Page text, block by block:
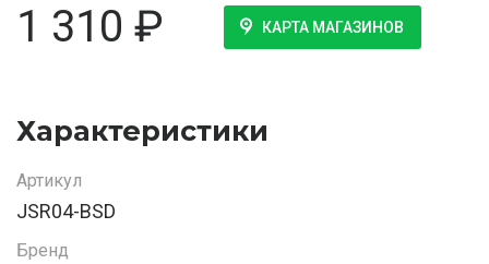
1 310 ₽ КАРТА МАГАЗИНОВ
Характеристики
Артикул
JSR04-BSD
Бренд